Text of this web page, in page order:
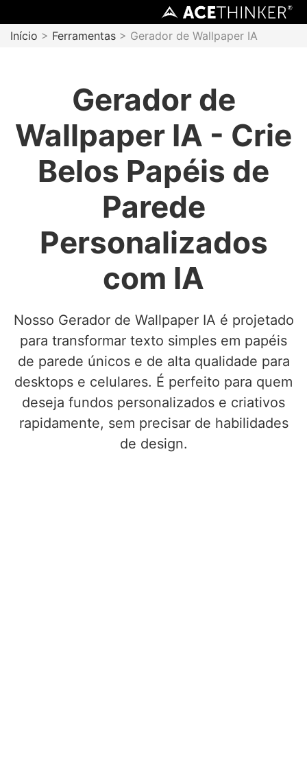
Início > Ferramentas > Gerador de Wallpaper IA
Gerador de
Wallpaper IA - Crie
Belos Papéis de
Parede
Personalizados
com IA
Nosso Gerador de Wallpaper IA é projetado
para transformar texto simples em papéis
de parede únicos e de alta qualidade para
desktops e celulares. É perfeito para quem
deseja fundos personalizados e criativos
rapidamente, sem precisar de habilidades
de design.